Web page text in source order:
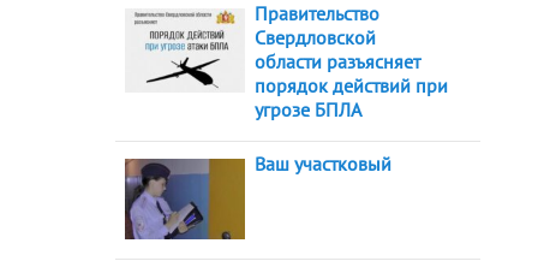
Правительство
Свердловской
области разъясняет
порядок действий при
угрозе БПЛА
Ваш участковый